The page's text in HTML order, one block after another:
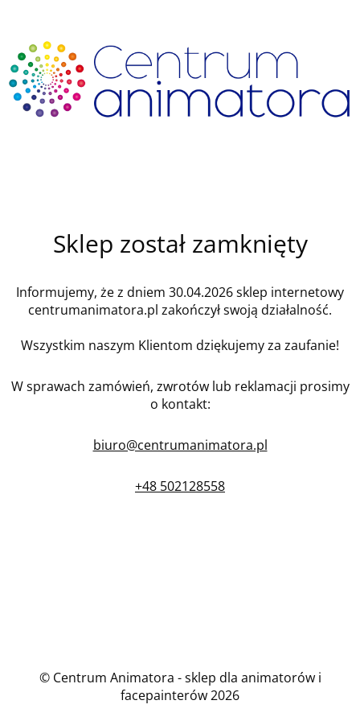
Sklep został zamknięty
Informujemy, że z dniem 30.04.2026 sklep internetowy
centrumanimatora.pl zakończył swoją działalność.
Wszystkim naszym Klientom dziękujemy za zaufanie!
W sprawach zamówień, zwrotów lub reklamacji prosimy
o kontakt:
biuro@centrumanimatora.pl
+48 502128558
© Centrum Animatora - sklep dla animatorów i
facepainterów 2026